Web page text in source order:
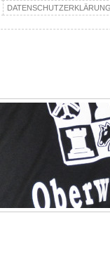
DATENSCHUTZERKLÄRUNG